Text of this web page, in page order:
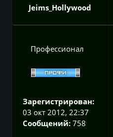
Jeims_Hollywood
Профессионал
Зарегистрирован:
03 окт 2012, 22:37
Сообщений: 758